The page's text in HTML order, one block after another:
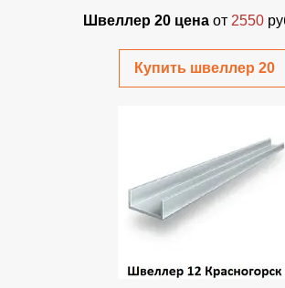
Швеллер 20 цена от 2550
Купить швеллер 20